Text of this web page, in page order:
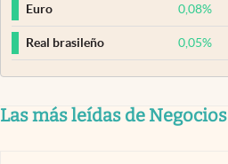
Euro 0,08%
Real brasileño 0,05%
Las más leídas de Negocios